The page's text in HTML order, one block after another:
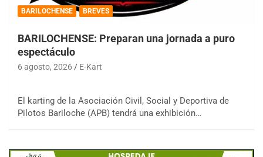
BARILOCHENSE BREVES
BARILOCHENSE: Preparan una jornada a puro
espectáculo
6 agosto, 2026 E-Kart
El karting de la Asociación Civil, Social y Deportiva de
Pilotos Bariloche (APB) tendrá una exhibición…